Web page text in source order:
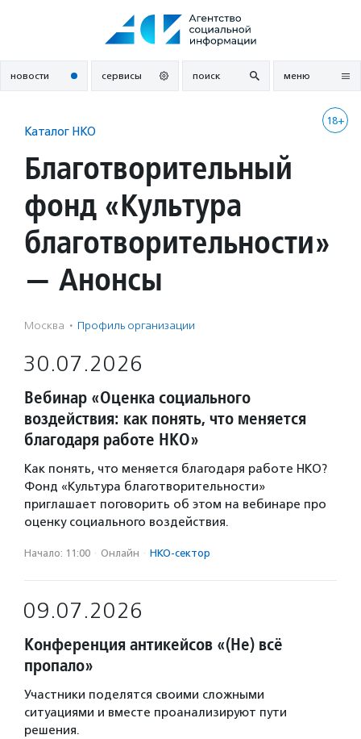
новости сервисы поиск меню
18+
Каталог НКО
Благотворительный
фонд «Культура
благотворительности»
— Анонсы
Москва · Профиль организации
30.07.2026
Вебинар «Оценка социального
воздействия: как понять, что меняется
благодаря работе НКО»
Как понять, что меняется благодаря работе НКО?
Фонд «Культура благотворительности»
приглашает поговорить об этом на вебинаре про
оценку социального воздействия.
Начало: 11:00 · Онлайн · НКО-сектор
09.07.2026
Конференция антикейсов «(Не) всё
пропало»
Участники поделятся своими сложными
ситуациями и вместе проанализируют пути
решения.